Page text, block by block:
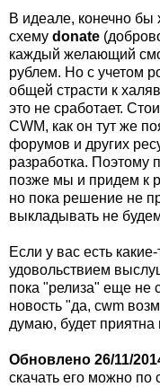
В идеале, конечно бы
схему donate
каждый желающий
рублем. Но с учетом
общей страсти к
это не сработает.
CWM, как он тут же
форумов и других
разработка. Поэтому
позже мы и придем к
но пока решение не
выкладывать не
Если у вас есть
удовольствием
пока "релиза" еще не
новость "да, cwm
думаю, будет
Обновлено 26/11/
скачать его можно